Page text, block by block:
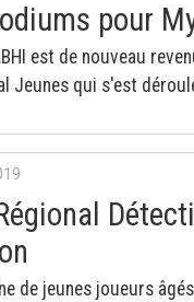
pour
est de nouveau
Jeunes qui s'est
de jeunes joueurs